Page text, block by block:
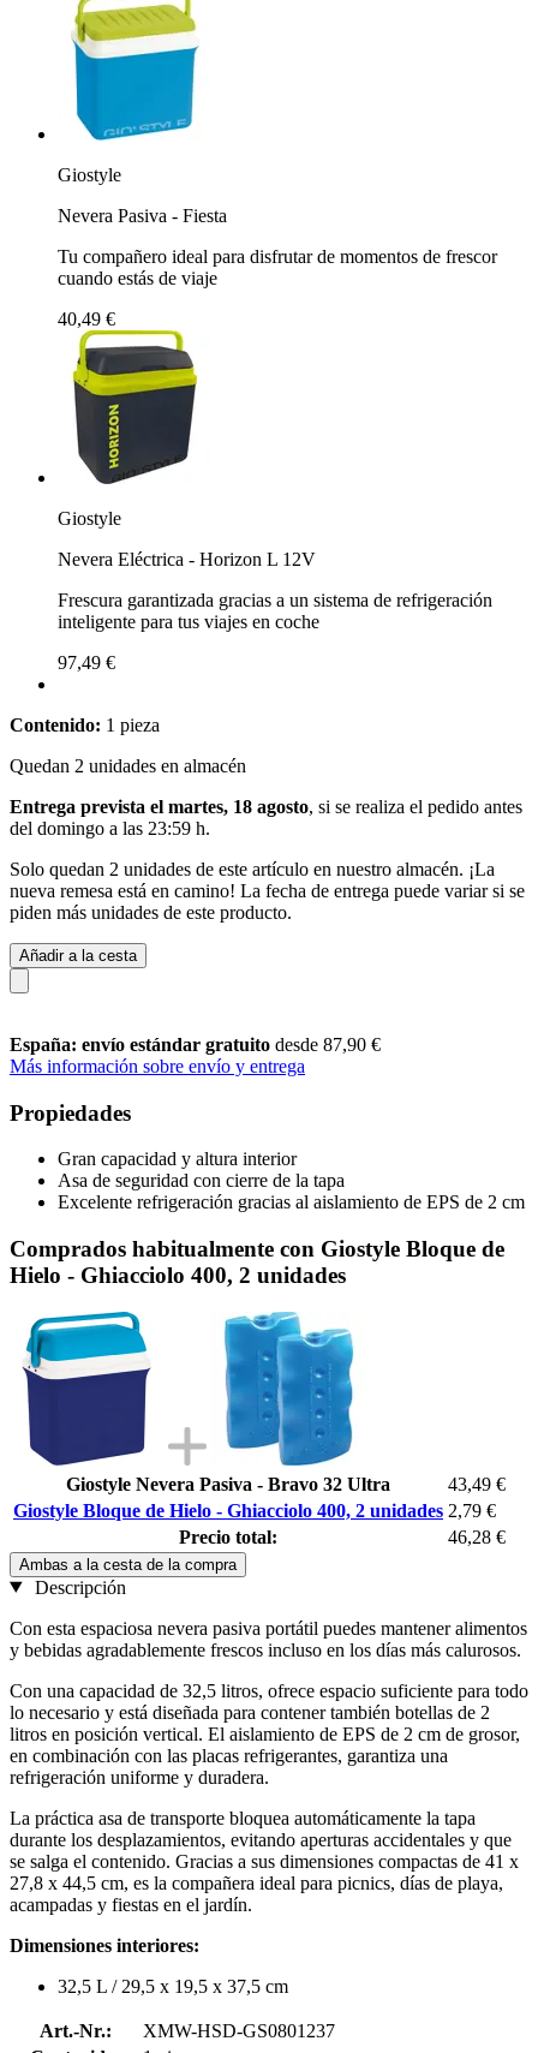
Giostyle
Nevera Pasiva - Fiesta
Tu compañero ideal para disfrutar de momentos de frescor
cuando estás de viaje
40,49 €
Giostyle
Nevera Eléctrica - Horizon L 12V
Frescura garantizada gracias a un sistema de refrigeración
inteligente para tus viajes en coche
97,49 €
Contenido: 1 pieza
Quedan 2 unidades en almacén
Entrega prevista el martes, 18 agosto, si se realiza el pedido antes
del domingo a las 23:59 h.
Solo quedan 2 unidades de este artículo en nuestro almacén. ¡La
nueva remesa está en camino! La fecha de entrega puede variar si se
piden más unidades de este producto.
Añadir a la cesta
España: envío estándar gratuito desde 87,90 €
Más información sobre envío y entrega
Propiedades
Gran capacidad y altura interior
Asa de seguridad con cierre de la tapa
Excelente refrigeración gracias al aislamiento de EPS de 2 cm
Comprados habitualmente con Giostyle Bloque de
Hielo - Ghiacciolo 400, 2 unidades
Giostyle Nevera Pasiva - Bravo 32 Ultra
43,49 €
Giostyle Bloque de Hielo - Ghiacciolo 400, 2 unidades 2,79 €
Precio total:
46,28 €
Ambas a la cesta de la compra
Descripción
Con esta espaciosa nevera pasiva portátil puedes mantener alimentos
y bebidas agradablemente frescos incluso en los días más calurosos.
Con una capacidad de 32,5 litros, ofrece espacio suficiente para todo
lo necesario y está diseñada para contener también botellas de 2
litros en posición vertical. El aislamiento de EPS de 2 cm de grosor,
en combinación con las placas refrigerantes, garantiza una
refrigeración uniforme y duradera.
La práctica asa de transporte bloquea automáticamente la tapa
durante los desplazamientos, evitando aperturas accidentales y que
se salga el contenido. Gracias a sus dimensiones compactas de 41 x
27,8 x 44,5 cm, es la compañera ideal para picnics, días de playa,
acampadas y fiestas en el jardín.
Dimensiones interiores:
32,5 L / 29,5 x 19,5 x 37,5 cm
Art.-Nr.:
XMW-HSD-GS0801237